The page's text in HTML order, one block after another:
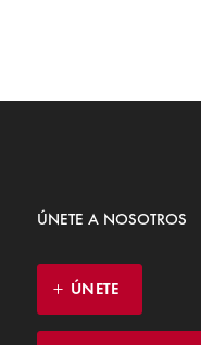
ÚNETE A NOSOTROS
ÚNETE